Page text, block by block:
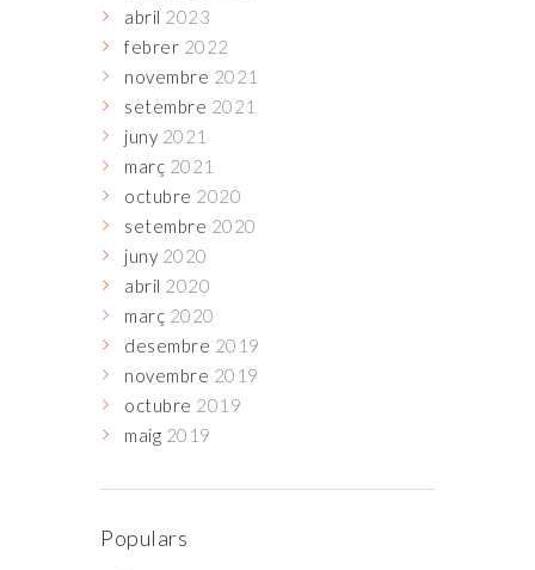
abril 2023
febrer 2022
novembre 2021
setembre 2021
juny 2021
març 2021
octubre 2020
setembre 2020
juny 2020
abril 2020
març 2020
desembre 2019
novembre 2019
octubre 2019
maig 2019
Populars